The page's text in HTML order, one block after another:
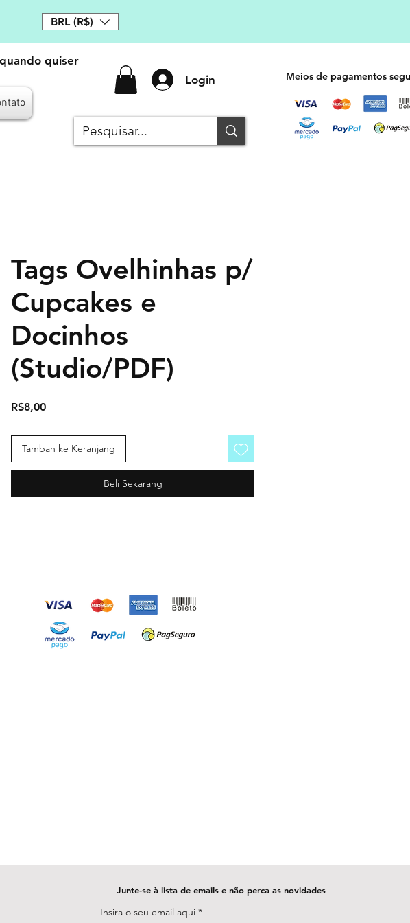
BRL (R$)
quiser
Login Meios de pagamentos
Tags Ovelhinhas p/
Cupcakes e
Docinhos
(Studio/PDF)
R$8,00Harga
Tambah ke Keranjang
Beli Sekarang
Junte-se à lista de emails e não perca as novidades
Insira o seu email aqui